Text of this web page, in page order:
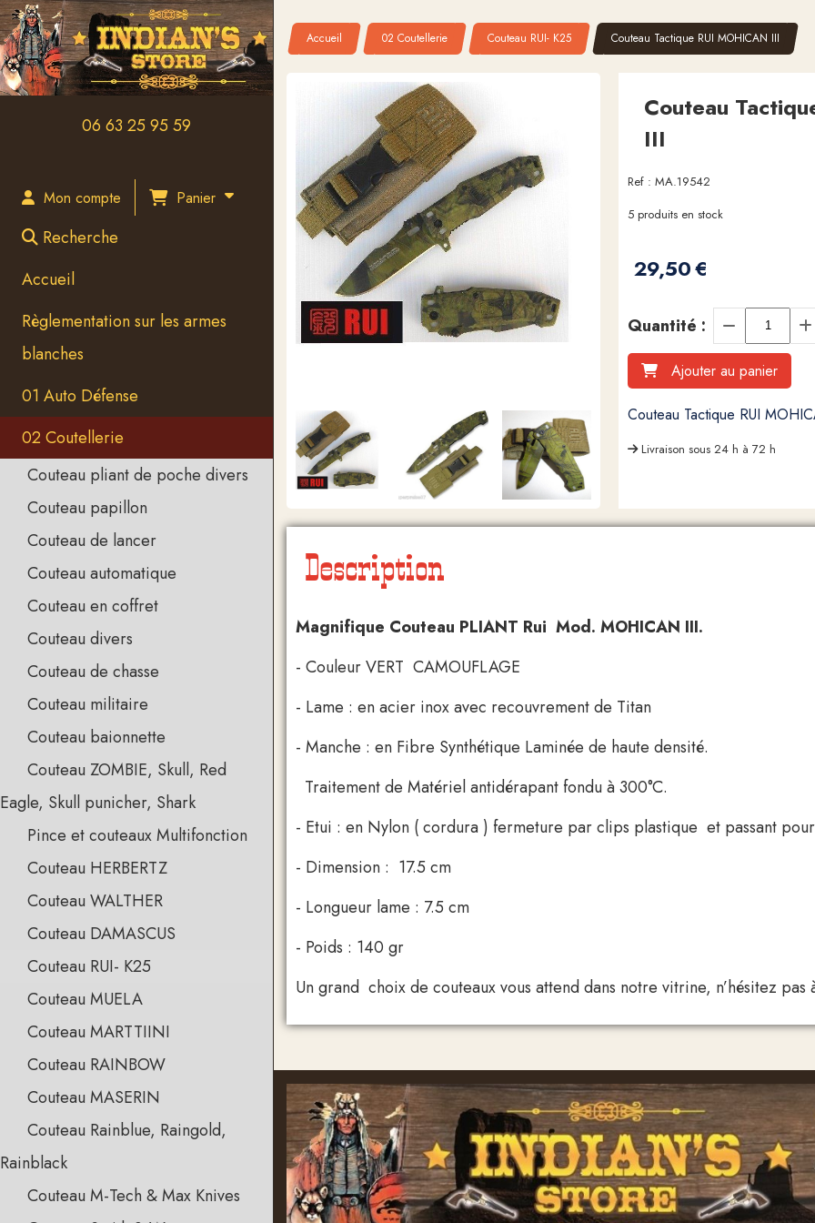
06 63 25 95 59
Mon compte Panier
Recherche
Accueil
Règlementation sur les armes
blanches
01 Auto Défense
02 Coutellerie
Couteau pliant de poche divers
Couteau papillon
Couteau de lancer
Couteau automatique
Couteau en coffret
Couteau divers
Couteau de chasse
Couteau militaire
Couteau baionnette
Couteau ZOMBIE, Skull, Red
Eagle, Skull punicher, Shark
Pince et couteaux Multifonction
Couteau HERBERTZ
Couteau WALTHER
Couteau DAMASCUS
Couteau RUI- K25
Couteau MUELA
Couteau MARTTIINI
Couteau RAINBOW
Couteau MASERIN
Couteau Rainblue, Raingold,
Rainblack
Couteau M-Tech & Max Knives
Accueil 02 Coutellerie Couteau RUI- K25 Couteau Tactique RUI MOHICAN III
Couteau
III
Ref : MA.19542
29,50€
5 produits en stock
Quantité :
Ajouter au panier
Couteau Tactique RUI
Livraison sous 24 h à 72 h
Description
Magnifique Couteau PLIANT Rui Mod. MOHICAN III.
- Couleur VERT CAMOUFLAGE
- Lame : en acier inox avec recouvrement de Titan
- Manche : en Fibre Synthétique Laminée de haute densité.
Traitement de Matériel antidérapant fondu à 300°C.
- Etui : en Nylon ( cordura ) fermeture par clips plastique et passant
- Dimension : 17.5 cm
- Longueur lame : 7.5 cm
- Poids : 140 gr
Un grand choix de couteaux vous attend dans notre vitrine, n’hésitez pas
Panneau de gestion des cookies